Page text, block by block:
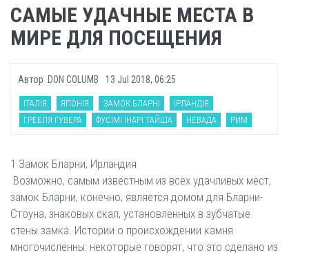
САМЫЕ УДАЧНЫЕ МЕСТА В
МИРЕ ДЛЯ ПОСЕЩЕНИЯ
Автор DON COLUMB 13 Jul 2018, 06:25
ІТАЛІЯ ЯПОНІЯ ЗАМОК БЛАРНІ
ІРЛАНДІЯ
ГРЕБЛЯ ГУВЕРА
ФУСІМІ ІНАРІ ТАЙША НЕВАДА РИМ
1 Замок Бларни, Ирландия
Возможно, самым известным из всех удачливых мест,
замок Бларни, конечно, является домом для Бларни-
Стоуна, знаковых скал, установленных в зубчатые
стены замка. Истории о происхождении камня
многочисленны: некоторые говорят, что это сделано из